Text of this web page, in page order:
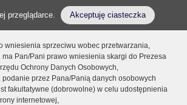
przeglądarce. Akceptuję ciasteczka
wniesienia sprzeciwu wobec przetwarzania,
ma Pan/Pani prawo wniesienia skargi do Prezesa
Ochrony Danych Osobowych,
podanie przez Pana/Panią danych osobowych
fakultatywne (dobrowolne) w celu udostępnienia
internetowej,